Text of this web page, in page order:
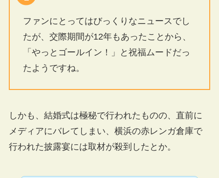
ファンにとってはびっくりなニュースでし
たが、交際期間が12年もあったことから、
「やっとゴールイン！」と祝福ムードだっ
たようですね。
しかも、結婚式は極秘で行われたものの、直前に
メディアにバレてしまい、横浜の赤レンガ倉庫で
行われた披露宴には取材が殺到したとか。